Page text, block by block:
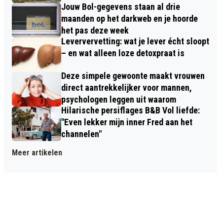
Jouw Bol-gegevens staan al drie
maanden op het darkweb en je hoorde
het pas deze week
Leververvetting: wat je lever écht sloopt
– en wat alleen loze detoxpraat is
Deze simpele gewoonte maakt vrouwen
direct aantrekkelijker voor mannen,
psychologen leggen uit waarom
Hilarische persiflages B&B Vol liefde:
"Even lekker mijn inner Fred aan het
channelen"
Meer artikelen